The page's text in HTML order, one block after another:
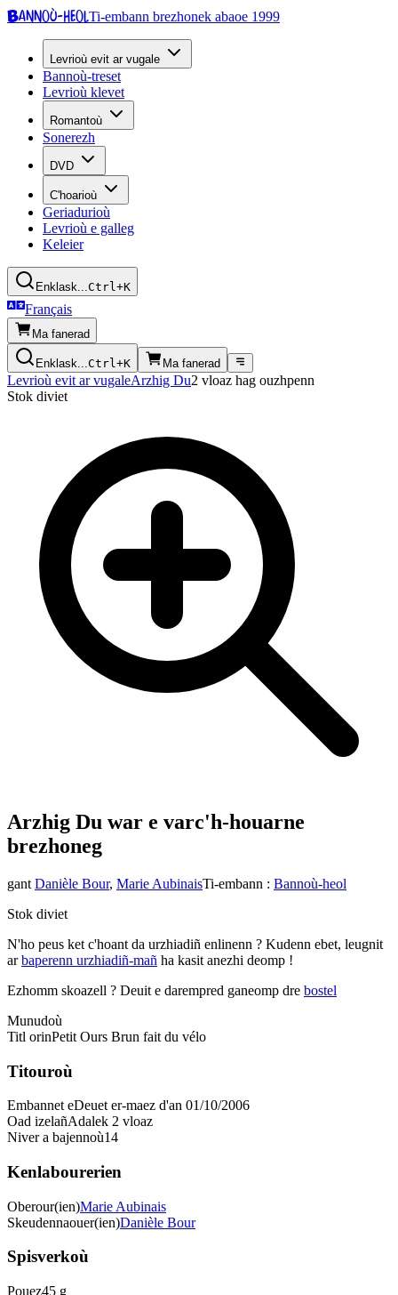
Bannoù-heolTi-embann brezhonek abaoe 1999
Levrioù evit ar vugale
Bannoù-treset
Levrioù klevet
Romantoù
Sonerezh
DVD
C'hoarioù
Geriadurioù
Levrioù e galleg
Keleier
Enklask...Ctrl+K
Français
Ma fanerad
Enklask...Ctrl+K Ma fanerad
Levrioù evit ar vugaleArzhig Du2 vloaz hag ouzhpenn
Stok diviet
Arzhig Du war e varc'h-houarne
brezhoneg
gant Danièle Bour, Marie AubinaisTi-embann : Bannoù-heol
Stok diviet
N'ho peus ket c'hoant da urzhiadiñ enlinenn ? Kudenn ebet, leugnit
arbaperenn urzhiadiñ-mañ ha kasit anezhi deomp !
Ezhomm skoazell ? Deuit e darempred ganeomp dre bostel
Munudoù
Titl orinPetit Ours Brun fait du vélo
Titouroù
Embannet eDeuet er-maez d'an 01/10/2006
Oad izelañAdalek 2 vloaz
Niver a bajennoù14
Kenlabourerien
Oberour(ien)Marie Aubinais
Skeudennaouer(ien)Danièle Bour
Spisverkoù
Pouez45 g